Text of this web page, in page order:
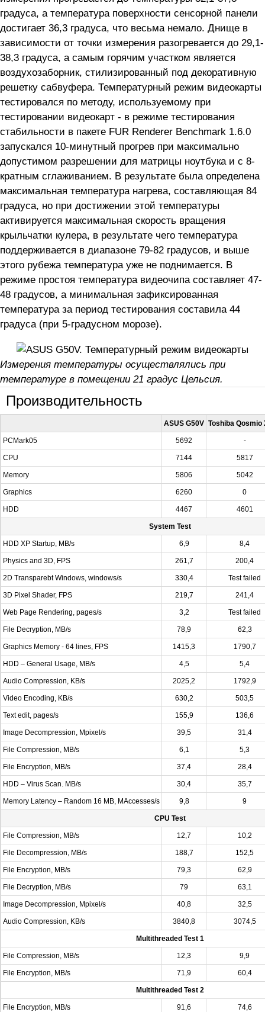
градуса, а температура поверхности сенсорной панели
достигает 36,3 градуса, что весьма немало. Днище в
зависимости от точки измерения разогревается до 29,1-
38,3 градуса, а самым горячим участком является
воздухозаборник, стилизированный под декоративную
решетку сабвуфера. Температурный режим видеокарты
тестировался по методу, используемому при
тестировании видеокарт - в режиме тестирования
стабильности в пакете FUR Renderer Benchmark 1.6.0
запускался 10-минутный прогрев при максимально
допустимом разрешении для матрицы ноутбука и с 8-
кратным сглаживанием. В результате была определена
максимальная температура нагрева, составляющая 84
градуса, но при достижении этой температуры
активируется максимальная скорость вращения
крыльчатки кулера, в результате чего температура
поддерживается в диапазоне 79-82 градусов, и выше
этого рубежа температура уже не поднимается. В
режиме простоя температура видеочипа составляет 47-
48 градусов, а минимальная зафиксированная
температура за период тестирования составила 44
градуса (при 5-градусном морозе).
Измерения температуры осуществлялись при
температуре в помещении 21 градус Цельсия.
Производительность
ASUS G50V Toshiba Qosmio
PCMark05 5692 -
CPU 7144 5817
Memory 5806 5042
Graphics 6260 0
HDD 4467 4601
System Test
HDD XP Startup, MB/s 6,9 8,4
Physics and 3D, FPS 261,7 200,4
2D Transparebt Windows, windows/s 330,4 Test failed
3D Pixel Shader, FPS 219,7 241,4
Web Page Rendering, pages/s 3,2 Test failed
File Decryption, MB/s 78,9 62,3
Graphics Memory - 64 lines, FPS 1415,3 1790,7
HDD – General Usage, MB/s 4,5 5,4
Audio Compression, KB/s 2025,2 1792,9
Video Encoding, KB/s 630,2 503,5
Text edit, pages/s 155,9 136,6
Image Decompression, Mpixel/s 39,5 31,4
File Compression, MB/s 6,1 5,3
File Encryption, MB/s 37,4 28,4
HDD – Virus Scan. MB/s 30,4 35,7
Memory Latency – Random 16 MB, MAccesses/s 9,8 9
CPU Test
File Compression, MB/s 12,7 10,2
File Decompression, MB/s 188,7 152,5
File Encryption, MB/s 79,3 62,9
File Decryption, MB/s 79 63,1
Image Decompression, Mpixel/s 40,8 32,5
Audio Compression, KB/s 3840,8 3074,5
Multithreaded Test 1
File Compression, MB/s 12,3 9,9
File Encryption, MB/s 71,9 60,4
Multithreaded Test 2
File Encryption, MB/s 91,6 74,6